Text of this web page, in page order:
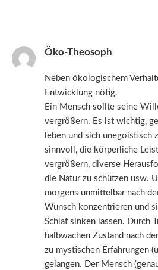
Öko-Theosoph
Neben ökologischem
Entwicklung nötig.
Ein Mensch sollte seine
vergrößern. Es ist wichtig,
leben und sich unegoistisch
sinnvoll, die körperliche
vergrößern, diverse
die Natur zu schützen usw.
morgens unmittelbar nach
Wunsch konzentrieren und
Schlaf sinken lassen. Durch
halbwachen Zustand nach
zu mystischen Erfahrungen
gelangen. Der Mensch